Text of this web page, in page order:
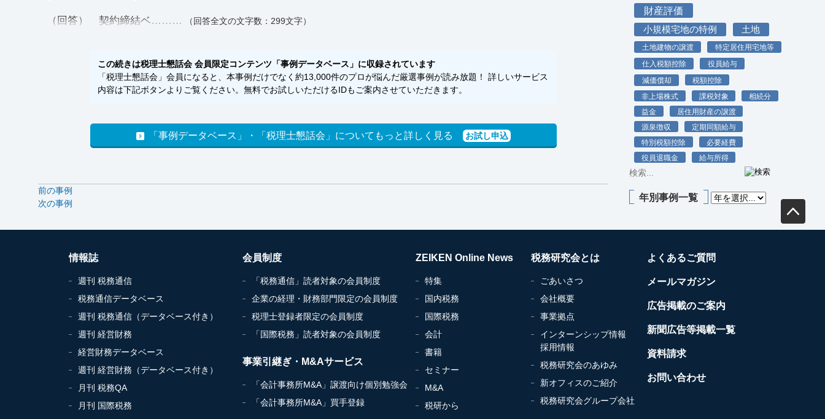
（回答） 契約締結ベ……… （回答全文の文字数：299文字）
この続きは税理士懇話会 会員限定コンテンツ「事例データベース」に収録されています
「税理士懇話会」会員になると、本事例だけでなく約13,000件のプロが悩んだ厳選事例が読み放題！ 詳しいサービス
内容は下記ボタンよりご覧ください。無料でお試しいただけるIDもご案内させていただきます。
「事例データベース」・「税理士懇話会」についてもっと詳しく見る お試し申込
前の事例
次の事例
財産評価
小規模宅地の特例 土地
土地建物の譲渡
特定居住用宅地等
仕入税額控除
役員給与
減価償却
税額控除
非上場株式
課税対象
相続分
益金
居住用財産の譲渡
源泉徴収
定期同額給与
特別税額控除
必要経費
役員退職金
給与所得
年別事例一覧
情報誌
週刊 税務通信
税務通信データベース
週刊 税務通信（データベース付き）
週刊 経営財務
経営財務データベース
週刊 経営財務（データベース付き）
月刊 税務QA
月刊 国際税務
会員制度
「税務通信」読者対象の会員制度
企業の経理・財務部門限定の会員制度
税理士登録者限定の会員制度
「国際税務」読者対象の会員制度
事業引継ぎ・M&Aサービス
「会計事務所M&A」譲渡向け個別勉強会
「会計事務所M&A」買手登録
ZEIKEN Online News
特集
国内税務
国際税務
会計
書籍
セミナー
M&A
税研から
税務研究会とは
ごあいさつ
会社概要
事業拠点
インターンシップ情報
採用情報
税務研究会のあゆみ
新オフィスのご紹介
税務研究会グループ会社
よくあるご質問
メールマガジン
広告掲載のご案内
新聞広告等掲載一覧
資料請求
お問い合わせ